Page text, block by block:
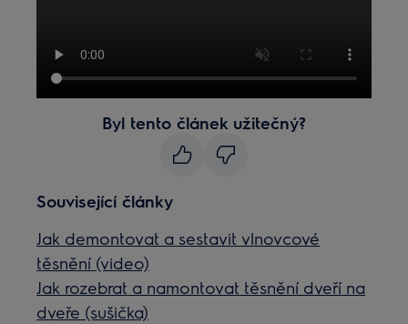
Byl tento článek užitečný?
Související články
Jak demontovat a sestavit vlnovcové
těsnění (video)
Jak rozebrat a namontovat těsnění dveří na
dveře (sušička)